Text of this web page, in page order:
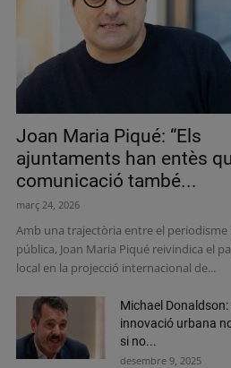
Joan Maria Piqué: “Els
ajuntaments han entès
comunicació també...
març 24, 2026
Amb una trajectòria entre el periodisme
pública, Joan Maria Piqué reivindica el
local en la projecció internacional de...
Michael Donaldson:
innovació urbana
si no...
desembre 9, 2025